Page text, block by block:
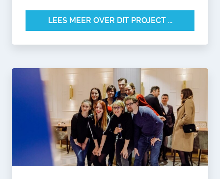
LEES MEER OVER DIT PROJECT ...